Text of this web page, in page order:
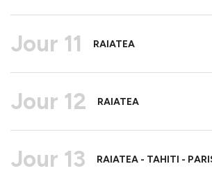
Jour 11 RAIATEA
Jour 12 RAIATEA
Jour 13 RAIATEA - TAHITI -